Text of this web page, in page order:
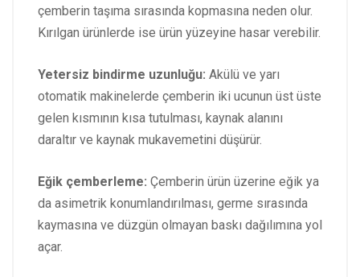
çemberin taşıma sırasında kopmasına neden olur.
Kırılgan ürünlerde ise ürün yüzeyine hasar verebilir.
Yetersiz bindirme uzunluğu: Akülü ve yarı
otomatik makinelerde çemberin iki ucunun üst üste
gelen kısmının kısa tutulması, kaynak alanını
daraltır ve kaynak mukavemetini düşürür.
Eğik çemberleme: Çemberin ürün üzerine eğik ya
da asimetrik konumlandırılması, germe sırasında
kaymasına ve düzgün olmayan baskı dağılımına yol
açar.